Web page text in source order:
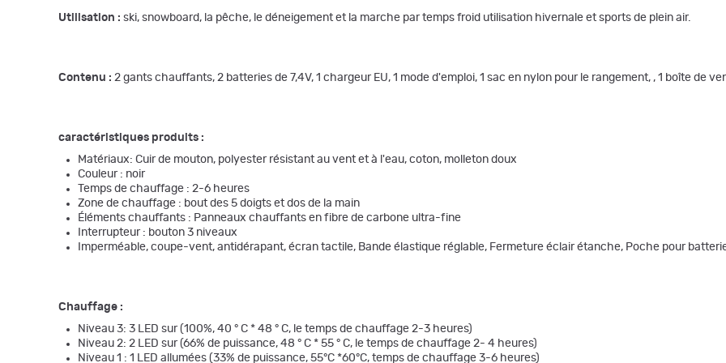
Utilisation : ski, snowboard, la pêche, le déneigement et la marche par temps froid utilisation hivernale et sports de plein air.
Contenu : 2 gants chauffants, 2 batteries de 7,4V, 1 chargeur EU, 1 mode d'emploi, 1 sac en nylon pour le rangement, , 1 boîte de
caractéristiques produits :
Matériaux: Cuir de mouton, polyester résistant au vent et à l'eau, coton, molleton doux
Couleur : noir
Temps de chauffage : 2-6 heures
Zone de chauffage : bout des 5 doigts et dos de la main
Éléments chauffants : Panneaux chauffants en fibre de carbone ultra-fine
Interrupteur : bouton 3 niveaux
Imperméable, coupe-vent, antidérapant, écran tactile, Bande élastique réglable, Fermeture éclair étanche, Poche pour
Chauffage :
Niveau 3: 3 LED sur (100%, 40 ° C * 48 ° C, le temps de chauffage 2-3 heures)
Niveau 2: 2 LED sur (66% de puissance, 48 ° C * 55 ° C, le temps de chauffage 2- 4 heures)
Niveau 1 : 1 LED allumées (33% de puissance, 55°C *60°C, temps de chauffage 3-6 heures)